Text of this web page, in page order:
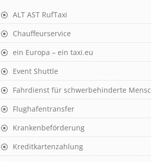
ALT AST RufTaxi
Chauffeurservice
ein Europa – ein taxi.eu
Event Shuttle
Fahrdienst für schwerbehinderte
Flughafentransfer
Krankenbeförderung
Kreditkartenzahlung